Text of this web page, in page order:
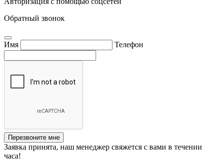
Обратный звонок
Имя Телефон
Перезвоните мне
Заявка принята, наш менеджер свяжется с вами в течении
часа!